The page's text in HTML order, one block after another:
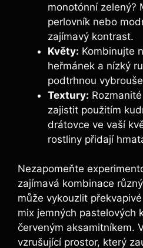
monotónní zelený?
perlovník nebo
zajímavý kontrast.
Květy: Kombinujte
heřmánek a nízký
podtrhnou
Textury:
zajistit použitím
drátovce ve vaší
rostliny přidají
Nezapomeňte
zajímavá kombinace
může vykouzlit
mix jemných pastelových
červeným aksamitníkem.
vzrušující prostor, který